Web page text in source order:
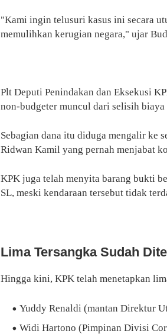
"Kami ingin telusuri kasus ini secara
memulihkan kerugian negara," ujar
Plt Deputi Penindakan dan Eksekusi
non-budgeter muncul dari selisih
Sebagian dana itu diduga mengalir ke
Ridwan Kamil yang pernah menjabat
KPK juga telah menyita barang bukti
SL, meski kendaraan tersebut tidak
Lima Tersangka Sudah
Hingga kini, KPK telah menetapkan
Yuddy Renaldi (mantan Direktur
Widi Hartono (Pimpinan Divisi